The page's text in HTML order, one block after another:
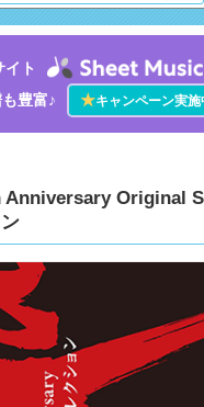
イト
豊富♪
★キャンペーン実施
Anniversary Original